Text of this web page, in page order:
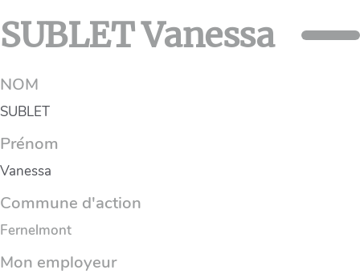
SUBLET Vanessa
NOM
SUBLET
Prénom
Vanessa
Commune d'action
Fernelmont
Mon employeur